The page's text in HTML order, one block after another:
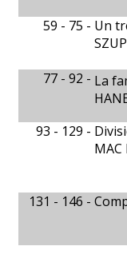
59 - 75 - Un
77 - 92 - La
93 - 129 -
MAC
131 - 146 -